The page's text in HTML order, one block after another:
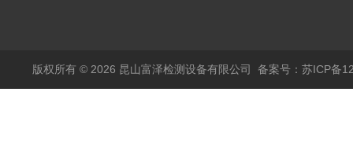
版权所有 © 2026 昆山富泽检测设备有限公司 备案号：苏ICP备